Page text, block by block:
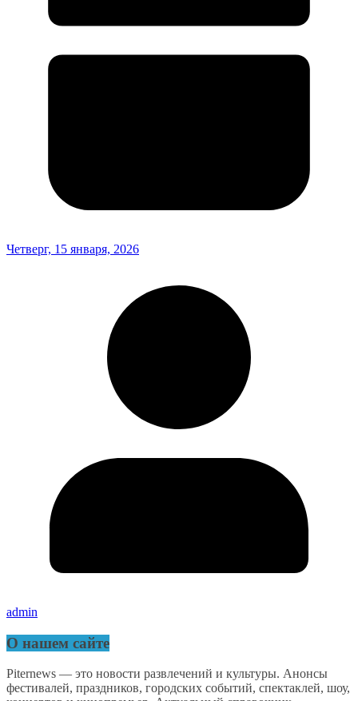
Четверг, 15 января, 2026
admin
О нашем сайте
Piternews — это новости развлечений и культуры. Анонсы
фестивалей, праздников, городских событий, спектаклей, шоу,